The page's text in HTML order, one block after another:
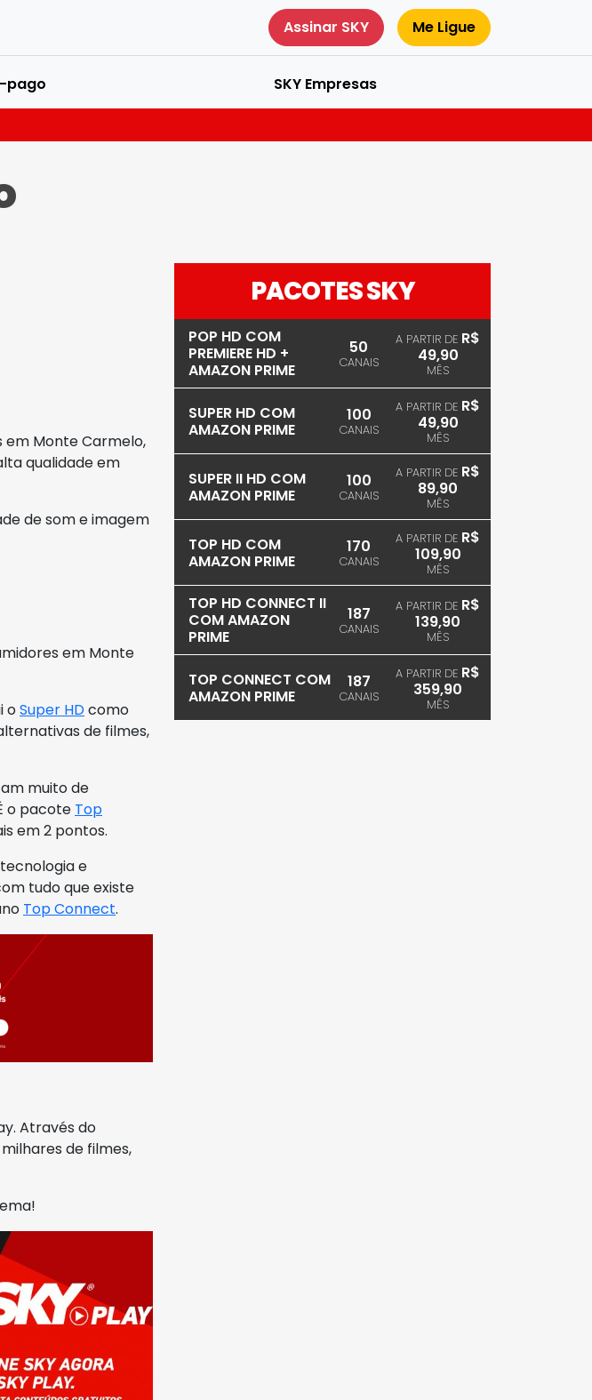
Assinar SKY Me Ligue
pago SKY Empresas
em Monte Carmelo,
qualidade em
de som e imagem
em Monte
oSuper HDcomo
de filmes,
muito de
o pacote Top
em 2 pontos.
e
tudo que existe
Top Connect.
Através do
de filmes,
PACOTES SKY
POP HD COM
PREMIERE HD +
AMAZON PRIME
50
CANAIS
A PARTIR DE R$
49,90
MÊS
SUPER HD COM
AMAZON PRIME
100
CANAIS
A PARTIR DE R$
49,90
MÊS
SUPER II HD COM
AMAZON PRIME
100
CANAIS
A PARTIR DE R$
89,90
MÊS
TOP HD COM
AMAZON PRIME
170
CANAIS
A PARTIR DE R$
109,90
MÊS
TOP HD CONNECT II
COM AMAZON
PRIME
187
CANAIS
A PARTIR DE R$
139,90
MÊS
TOP CONNECT COM
AMAZON PRIME
187
CANAIS
A PARTIR DE R$
359,90
MÊS